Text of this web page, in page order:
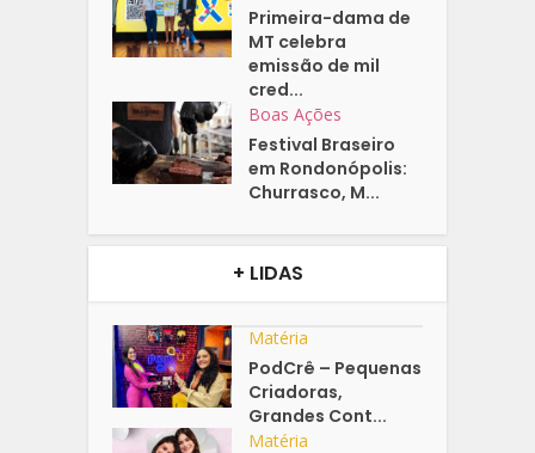
Primeira-dama de
MT celebra
emissão de mil
cred...
Boas Ações
Festival Braseiro
em Rondonópolis:
Churrasco, M...
+ LIDAS
Matéria
PodCrê – Pequenas
Criadoras,
Grandes Cont...
Matéria